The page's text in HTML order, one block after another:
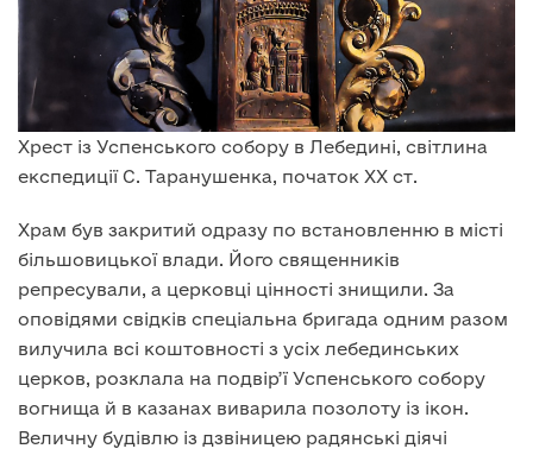
Хрест із Успенського собору в Лебедині, світлина
експедиції С. Таранушенка, початок XX ст.
Храм був закритий одразу по встановленню в місті
більшовицької влади. Його священників
репресували, а церковці цінності знищили. За
оповідями свідків спеціальна бригада одним разом
вилучила всі коштовності з усіх лебединських
церков, розклала на подвір’ї Успенського собору
вогнища й в казанах виварила позолоту із ікон.
Величну будівлю із дзвіницею радянські діячі